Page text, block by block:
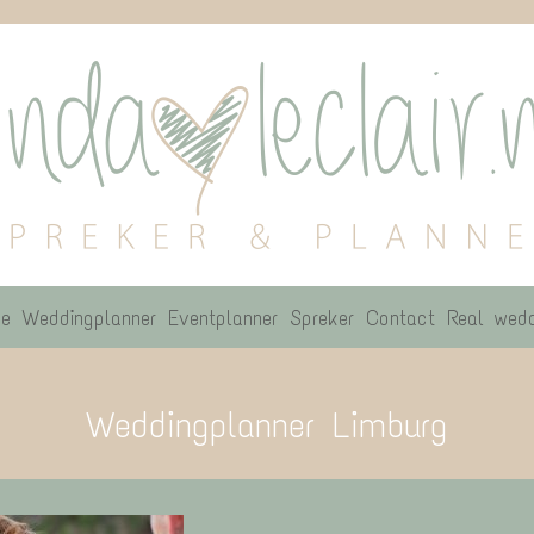
Weddingplanner Eventplanner Spreker Contact Real
Weddingplanner Limburg